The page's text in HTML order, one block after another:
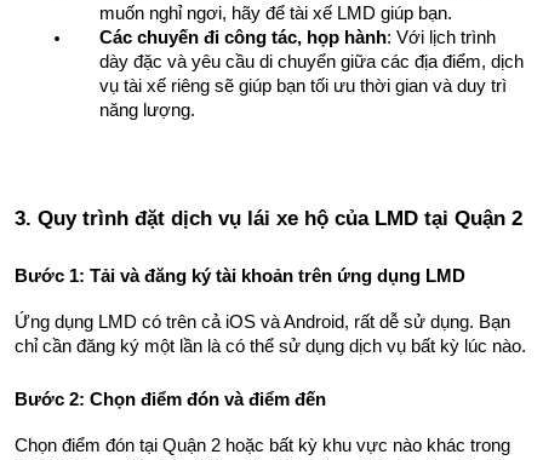
muốn nghỉ ngơi, hãy để tài xế LMD giúp bạn.
Các chuyến đi công tác, họp hành: Với lịch trình
dày đặc và yêu cầu di chuyển giữa các địa điểm, dịch
vụ tài xế riêng sẽ giúp bạn tối ưu thời gian và duy trì
năng lượng.
3. Quy trình đặt dịch vụ lái xe hộ của LMD tại Quận 2
Bước 1: Tải và đăng ký tài khoản trên ứng dụng LMD
Ứng dụng LMD có trên cả iOS và Android, rất dễ sử dụng. Bạn
chỉ cần đăng ký một lần là có thể sử dụng dịch vụ bất kỳ lúc nào.
Bước 2: Chọn điểm đón và điểm đến
Chọn điểm đón tại Quận 2 hoặc bất kỳ khu vực nào khác trong